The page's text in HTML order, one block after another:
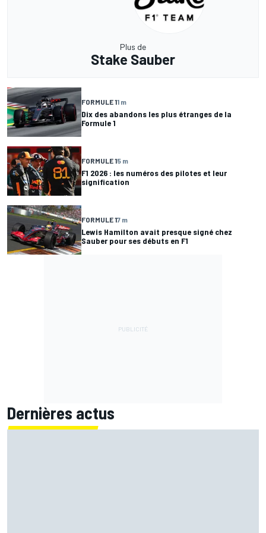
Plus de
Stake Sauber
FORMULE 11 m
Dix des abandons les plus étranges de la
Formule 1
FORMULE 15 m
F1 2026 : les numéros des pilotes et leur
signification
FORMULE 17 m
Lewis Hamilton avait presque signé chez
Sauber pour ses débuts en F1
Dernières actus